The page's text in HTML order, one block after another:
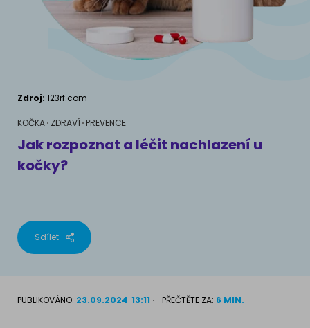
Pamlsky a doplňky stravy
Chování
Školení
MÁM PSA
Život se psem
Příslušenství pro psy
Výživové poradenství
Pamlsky a doplňky stravy
MÁM KOČKU
Jak rozumět kočce
Život s kočkou
Školení
Příslušenství pro kočky
PLEMENA KOČEK
AKVARIJNÍ RYBY
Zdroj: 123rf.com
KOČKA ZDRAVÍ PREVENCE
Jak rozpoznat a léčit nachlazení u
kočky?
Sdílet
PUBLIKOVÁNO: 23.09.2024 13:11 PŘEČTĚTE ZA: 6 MIN.